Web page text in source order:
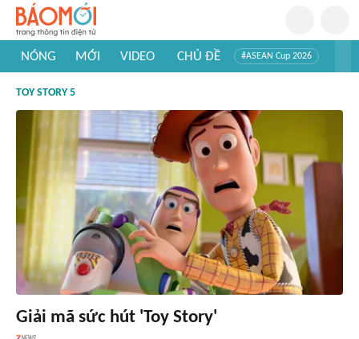
NÓNG MỚI VIDEO CHỦ ĐỀ #ASEAN Cup 2026
#Khám phá Việt Nam
TOY STORY 5
Giải mã sức hút 'Toy Story'